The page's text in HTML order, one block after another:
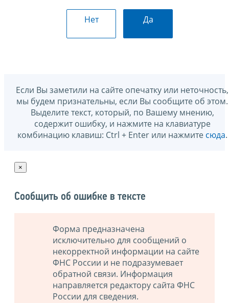
Нет Да
Если Вы заметили на сайте опечатку или неточность,
мы будем признательны, если Вы сообщите об этом.
Выделите текст, который, по Вашему мнению,
содержит ошибку, и нажмите на клавиатуре
комбинацию клавиш: Ctrl + Enter или нажмите сюда.
×
Сообщить об ошибке в тексте
Форма предназначена
исключительно для сообщений о
некорректной информации на сайте
ФНС России и не подразумевает
обратной связи. Информация
направляется редактору сайта ФНС
России для сведения.